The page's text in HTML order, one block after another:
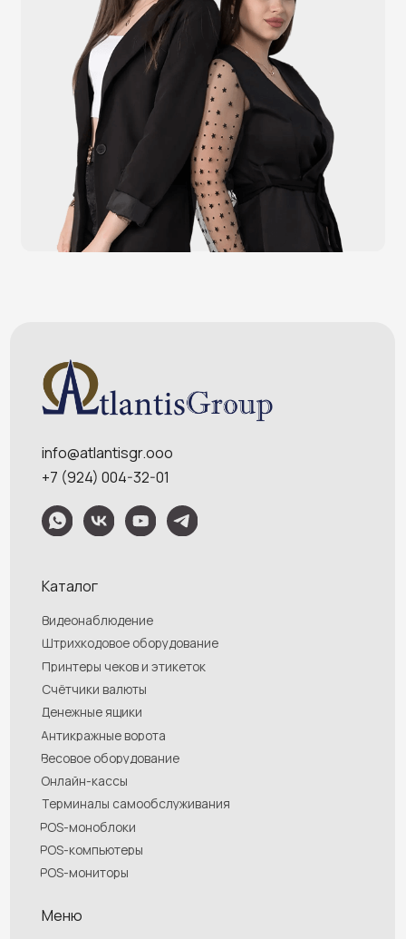
О компании
Оплата и доставка
Контакты
Политика конфидециальности
Терминалы самообслуживания
Онлайн-кассы
POS-компьютеры
POS-моноблоки
POS-мониторы